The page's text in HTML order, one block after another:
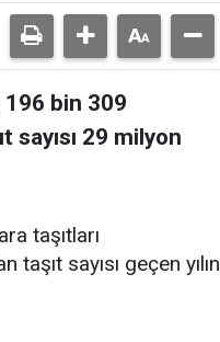
196 bin 309
sayısı 29 milyon
taşıtları
sayısı geçen yılın